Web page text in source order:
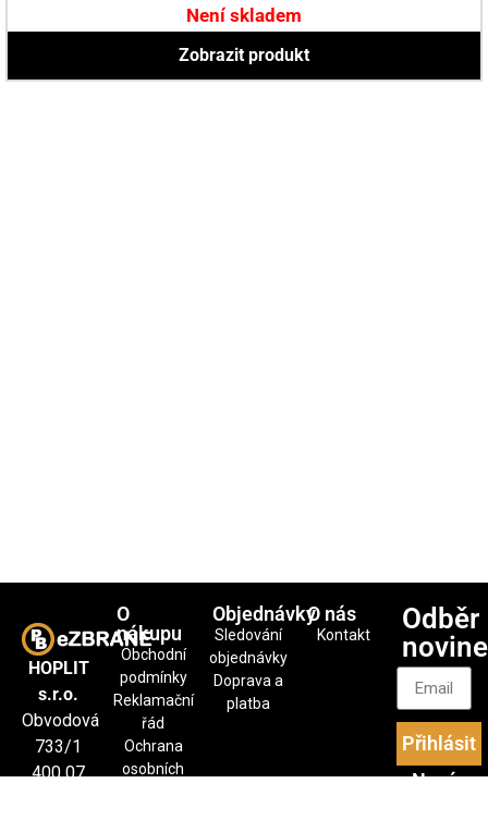
Není skladem
Zobrazit produkt
HOPLIT
s.r.o.
Obvodová
733/1
400 07
O
nákupu
Obchodní
podmínky
Reklamační
řád
Ochrana
osobních
Objednávky
Sledování
objednávky
Doprava a
platba
O nás
Kontakt
Odběr
Přihlásit
Nové